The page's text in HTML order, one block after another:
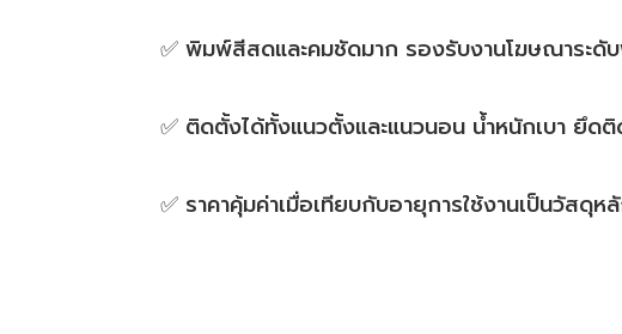
✅ พิมพ์สีสดและคมชัดมาก รองรับงานโฆษณาระดั
✅ ติดตั้งได้ทั้งแนวตั้งและแนวนอน น้ำหนักเบา ยึด
✅ ราคาคุ้มค่าเมื่อเทียบกับอายุการใช้งานเป็นวัสดุ